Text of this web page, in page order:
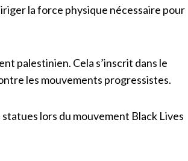
la force physique nécessaire pour
palestinien. Cela s’inscrit dans le
les mouvements progressistes.
lors du mouvement Black Lives